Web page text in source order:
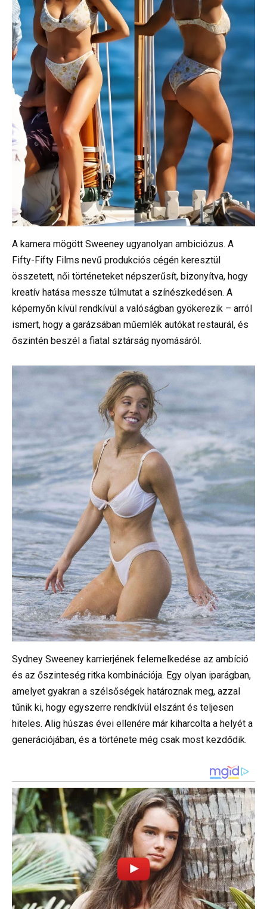
A kamera mögött Sweeney ugyanolyan ambiciózus. A
Fifty-Fifty Films nevű produkciós cégén keresztül
összetett, női történeteket népszerűsít, bizonyítva, hogy
kreatív hatása messze túlmutat a színészkedésen. A
képernyőn kívül rendkívül a valóságban gyökerezik – arról
ismert, hogy a garázsában műemlék autókat restaurál, és
őszintén beszél a fiatal sztárság nyomásáról.
Sydney Sweeney karrierjének felemelkedése az ambíció
és az őszinteség ritka kombinációja. Egy olyan iparágban,
amelyet gyakran a szélsőségek határoznak meg, azzal
tűnik ki, hogy egyszerre rendkívül elszánt és teljesen
hiteles. Alig húszas évei ellenére már kiharcolta a helyét a
generációjában, és a története még csak most kezdődik.